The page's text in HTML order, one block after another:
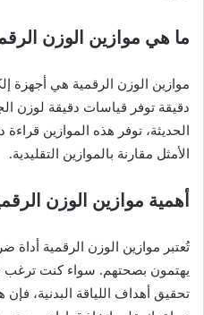
ما هي موازين الوزن
موازين الوزن الرقمية هي أجهزة
دقيقة توفر قياسات دقيقة لوزن
الحديثة، توفر هذه الموازين قراءة
الأمثل مقارنة بالموازين التقليدية.
أهمية موازين الوزن
تُعتبر موازين الوزن الرقمية أداة
يهتمون بصحتهم. سواء كنت ترغب
تحقيق أهداف اللياقة البدنية، فإن